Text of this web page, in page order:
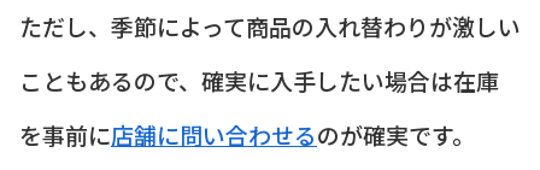
ただし、季節によって商品の入れ替わりが激しい
こともあるので、確実に入手したい場合は在庫
を事前に店舗に問い合わせるのが確実です。